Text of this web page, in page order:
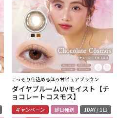
こっそり仕込めるほろ甘ピュアブラウン
ダイヤブルームUVモイスト【チ
ョコレートコスモス】
キャンペーン 即日発送 1DAY / 1日